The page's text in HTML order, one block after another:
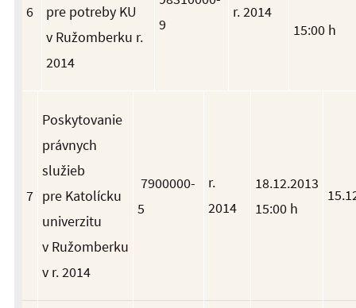
6
pre potreby KU
v Ružomberku r.
2014
9
r. 2014
15:00 h
7
Poskytovanie
právnych
služieb
pre Katolícku
univerzitu
v Ružomberku
v r. 2014
7900000-
5
r.
2014
18.12.2013
15:00 h